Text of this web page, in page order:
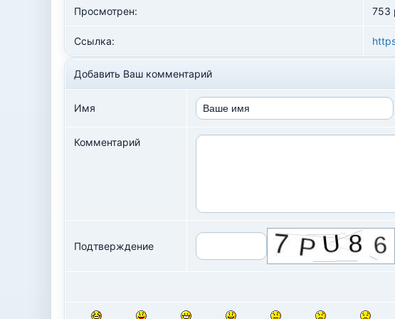
Просмотрен: 753
Ссылка:
Добавить Ваш комментарий
Имя
Комментарий
Подтверждение